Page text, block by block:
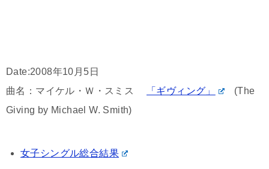
Date:2008年10月5日
曲名：マイケル・Ｗ・スミス
「ギヴィング」
(The
Giving by Michael W. Smith)
女子シングル総合結果